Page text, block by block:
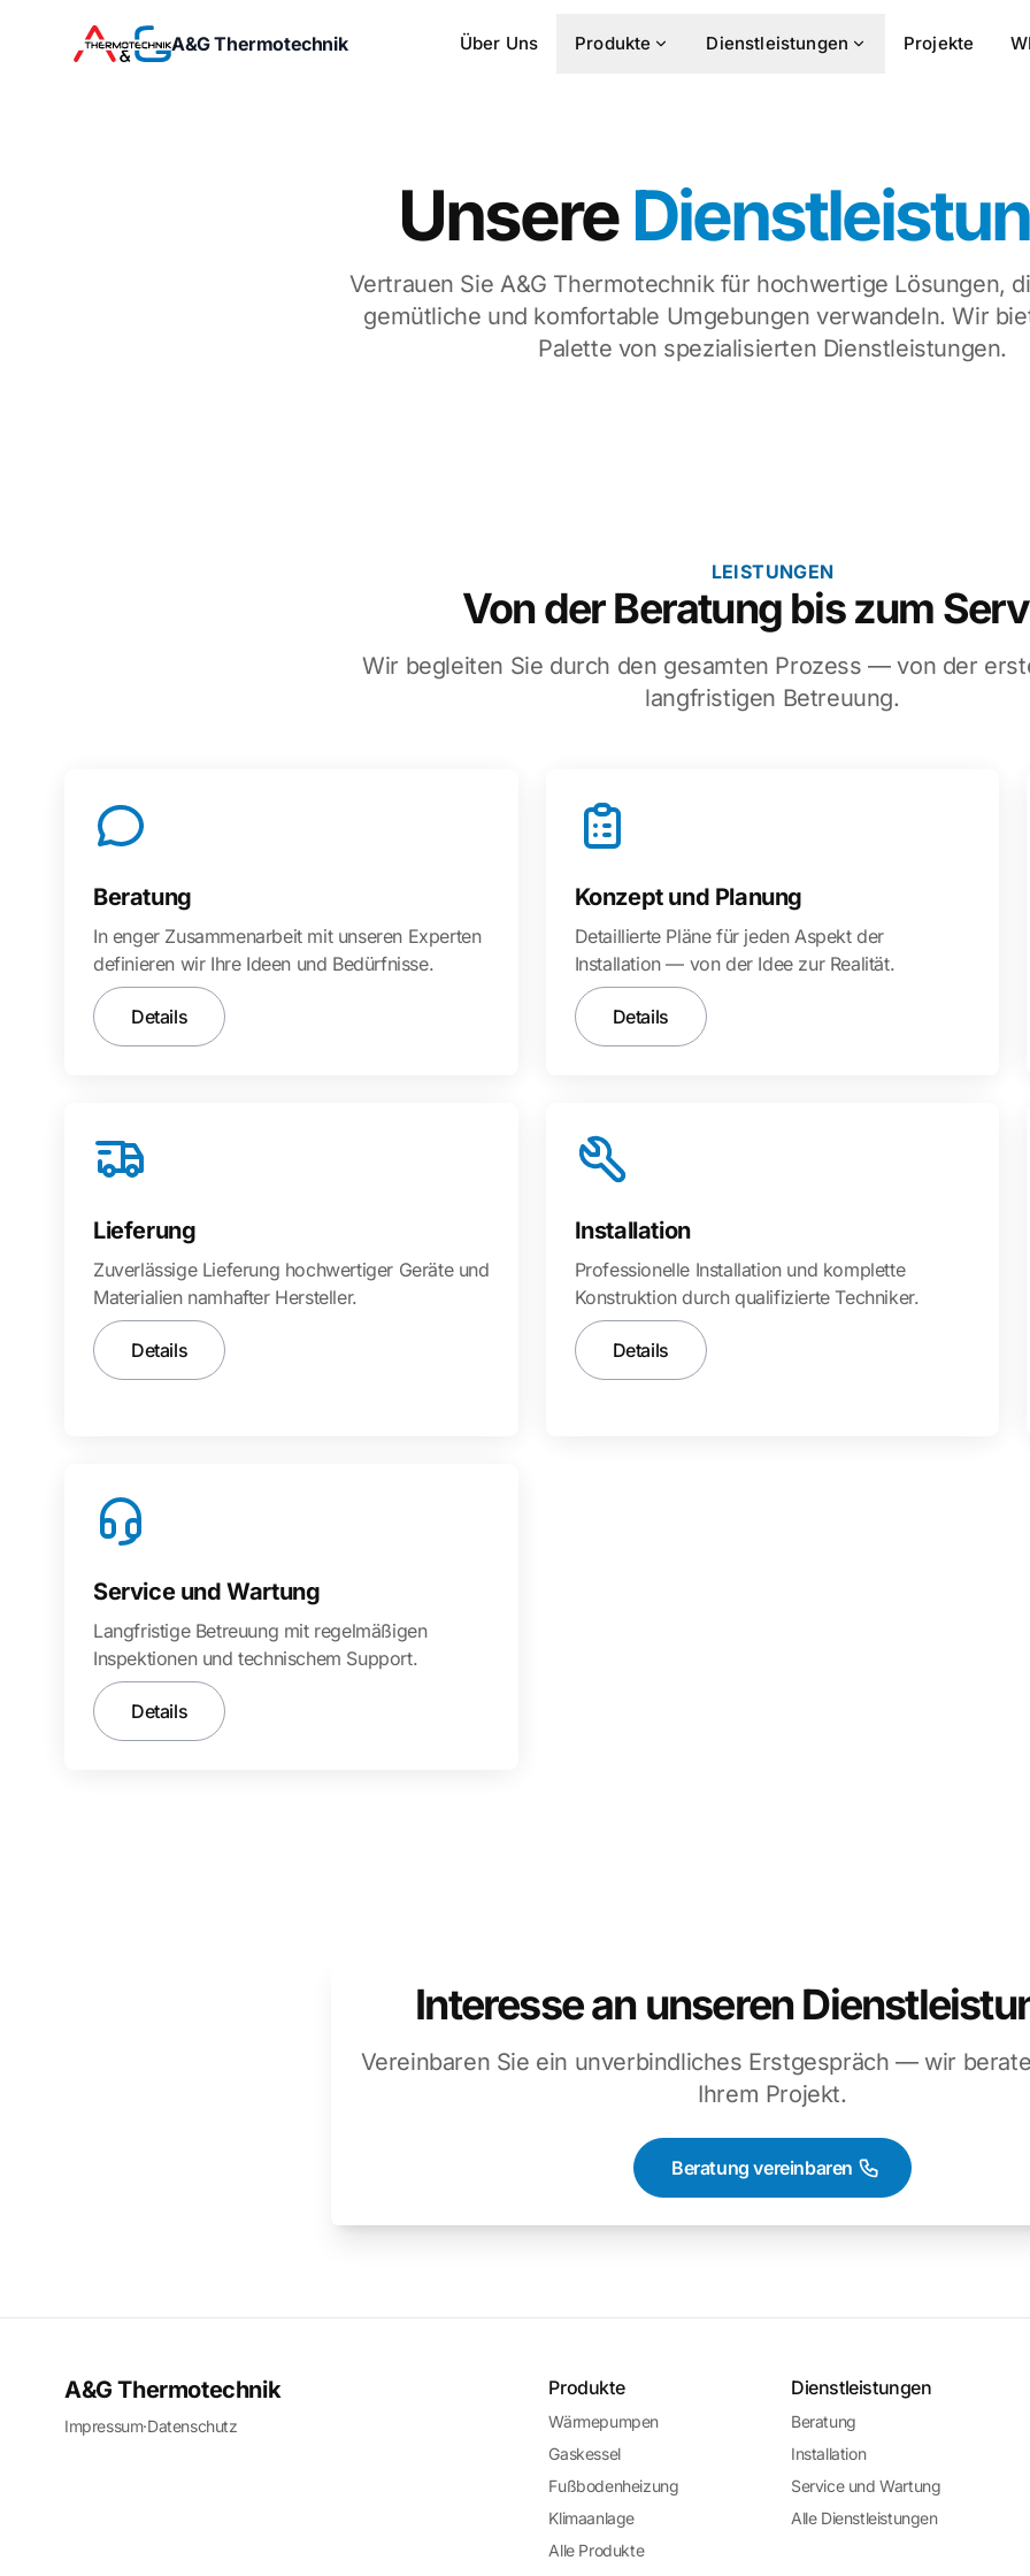
A&G Thermotechnik Über Uns Produkte Dienstleistungen Projekte
Unsere
Vertrauen Sie A&G Thermotechnik für hochwertige Lösungen,
gemütliche und komfortable Umgebungen verwandeln. Wir
Palette von spezialisierten Dienstleistungen.
LEISTUNGEN
Von der Beratung bis zum
Wir begleiten Sie durch den gesamten Prozess — von der
langfristigen Betreuung.
Beratung
In enger Zusammenarbeit mit unseren Experten
definieren wir Ihre Ideen und Bedürfnisse.
Details
Konzept und Planung
Detaillierte Pläne für jeden Aspekt der
Installation — von der Idee zur Realität.
Details
Lieferung
Zuverlässige Lieferung hochwertiger Geräte und
Materialien namhafter Hersteller.
Details
Installation
Professionelle Installation und komplette
Konstruktion durch qualifizierte Techniker.
Details
Service und Wartung
Langfristige Betreuung mit regelmäßigen
Inspektionen und technischem Support.
Details
Interesse an unseren
Vereinbaren Sie ein unverbindliches Erstgespräch — wir
Ihrem Projekt.
Beratung vereinbaren
A&G Thermotechnik
Impressum·Datenschutz
Produkte
Wärmepumpen
Gaskessel
Fußbodenheizung
Klimaanlage
Alle Produkte
Dienstleistungen
Beratung
Installation
Service und Wartung
Alle Dienstleistungen